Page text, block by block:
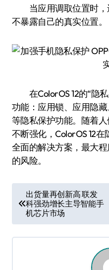
当应用调取位置时，
不暴露自己的真实位置。
在ColorOS 12的“隐私
功能：应用锁、应用隐
等隐私保护功能。随着
不断强化，ColorOS 12
全面的解决方案，最大
的风险。
章
导
航
出货量再创新高 联发
科强劲增长主导智能手
机芯片市场